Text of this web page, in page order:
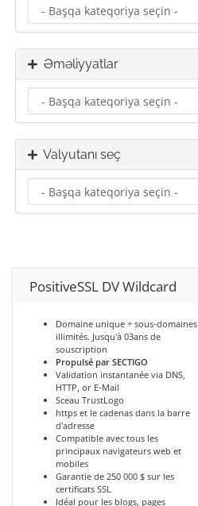
Əməliyyatlar
Valyutanı seç
PositiveSSL DV Wildcard
Domaine unique + sous-domaines
illimités. Jusqu'à 03ans de
souscription
Propulsé par SECTIGO
Validation instantanée via DNS,
HTTP, or E-Mail
Sceau TrustLogo
https et le cadenas dans la barre
d'adresse
Compatible avec tous les
principaux navigateurs web et
mobiles
Garantie de 250 000 $ sur les
certificats SSL
Idéal pour les blogs, pages